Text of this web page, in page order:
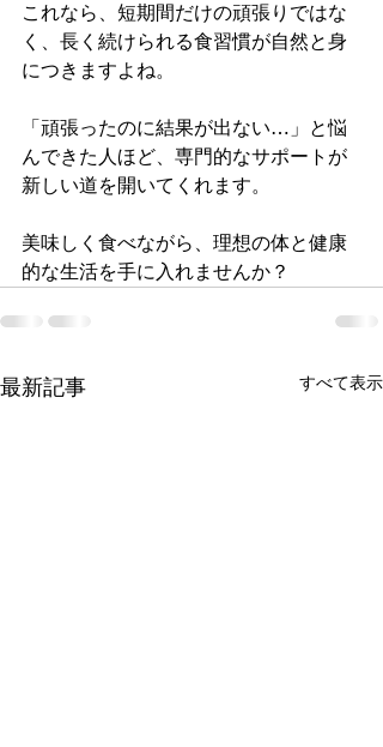
これなら、短期間だけの頑張りではな
く、長く続けられる食習慣が自然と身
につきますよね。
「頑張ったのに結果が出ない…」と悩
んできた人ほど、専門的なサポートが
新しい道を開いてくれます。
美味しく食べながら、理想の体と健康
的な生活を手に入れませんか？
最新記事 すべて表示